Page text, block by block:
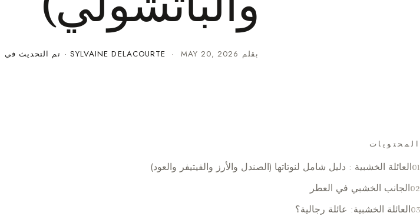
بقلم SYLVAINE DELACOURTE · MAY 20, 2026 · تم التحديث في
المحتويات
العائلة الخشبية : دليل شامل لنوتاتها (الصندل والأرز والفيتيفر والعود)
الجانب الخشبي في العطر
العائلة الخشبية: عائلة رجالية؟